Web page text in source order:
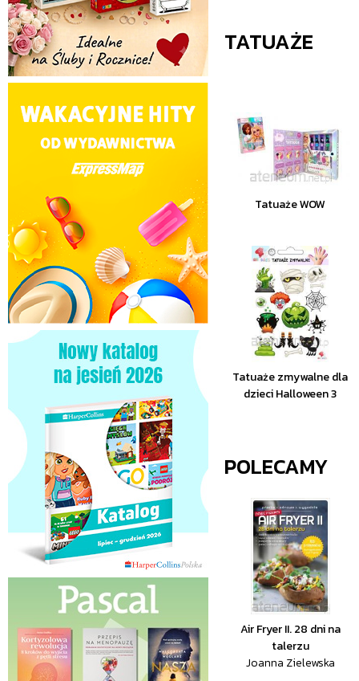
TATUAŻE
Tatuaże WOW
Tatuaże zmywalne dla
dzieci Halloween 3
POLECAMY
Air Fryer II. 28 dni na
talerzu
Joanna Zielewska